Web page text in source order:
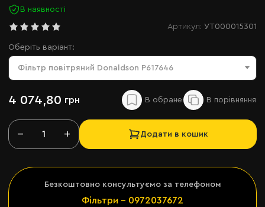
В наявності
Артикул: УТ000015301
Оберіть варіант:
Фільтр повітряний Donaldson P617646
4 074,80 грн
− + Додати в кошик
Безкоштовно консультуємо за телефоном
Фільтри - 0972037672